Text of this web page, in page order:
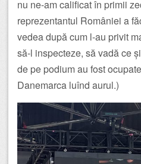
nu ne-am calificat în primii
reprezentantul României a
vedea după cum l-au privit
să-l inspecteze, să vadă ce
de pe podium au fost
Danemarca luînd aurul.)